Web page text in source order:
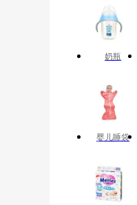
奶瓶
婴儿睡袋